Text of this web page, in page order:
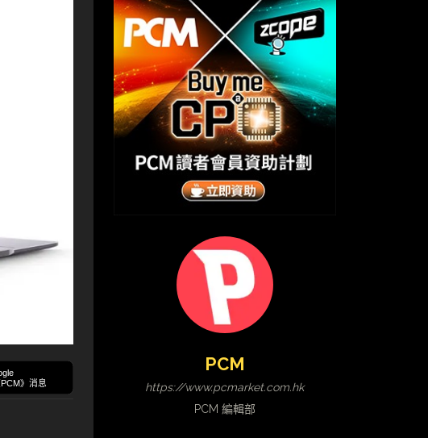
》消息
PCM
https://www.pcmarket.com.hk
PCM 編輯部